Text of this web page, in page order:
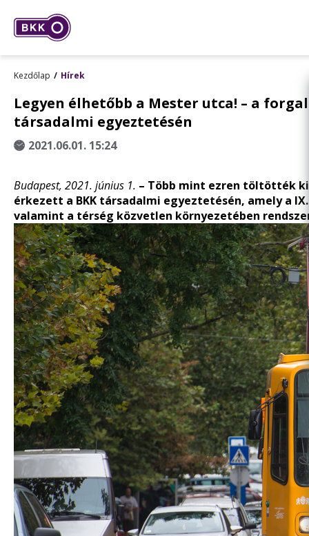
Kezdőlap Hírek
Legyen élhetőbb a Mester utca! – a
társadalmi egyeztetésén
2021.06.01. 15:24
Budapest, 2021. június 1. – Több mint ezren töltötték
érkezett a BKK társadalmi egyeztetésén, amely a
valamint a térség közvetlen környezetében